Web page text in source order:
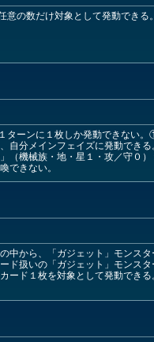
の数だけ対象として発動でき
ーンに１枚しか発動できない
分メインフェイズに発動でき
（機械族・地・星１・攻／守０
できない。
中から、「ガジェット」モンス
扱いの「ガジェット」モンスタ
ド１枚を対象として発動できる